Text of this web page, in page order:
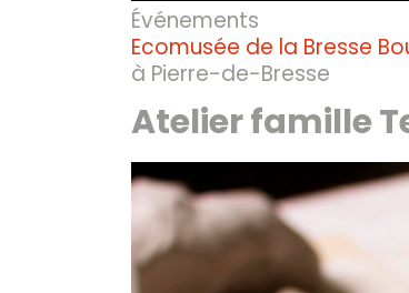
Événements
Ecomusée de la Bresse
à Pierre-de-Bresse
Atelier famille